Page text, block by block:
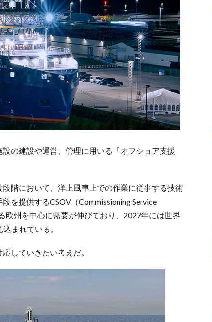
の建設や運営、管理に用いる「オフショア支援
階において、洋上風車上での作業に従事する技術
を提供するCSOV（Commissioning Service
欧州を中心に需要が伸びており、2027年には世界
まれている。
していきたい考えだ。